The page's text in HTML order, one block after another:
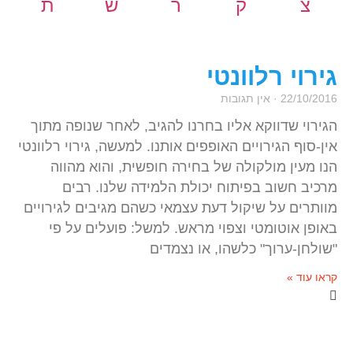
ת ש ר ק צ
גירוי רלוונטי
22/10/2016 אין תגובות
הגירוי שדווקא אליו בחרנו להגיב, לאחר שנופה מתוך
אין-סוף הגירויים האופפים אותנו. למעשה, גירוי רלוונטי
הנו מעין מולקולה של בחירה חופשית, והוא מהווה
מרכיב חשוב בפיתוח יכולת הלמידה שלנו. רבים
מוותרים על שיקול דעת עצמאי כשהם מגיבים לגירויים
באופן אוטומטי וצפוי מראש. למשל: פועלים על פי
"שולחן-ערוך" כלשהו, או נצמדים
קראו עוד »